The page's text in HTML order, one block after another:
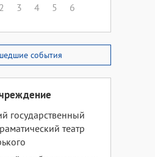
2 3 4 5 6
события
государственный
театр